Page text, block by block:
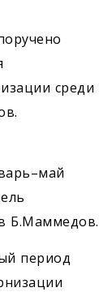
среди
Б.Маммедов.
период